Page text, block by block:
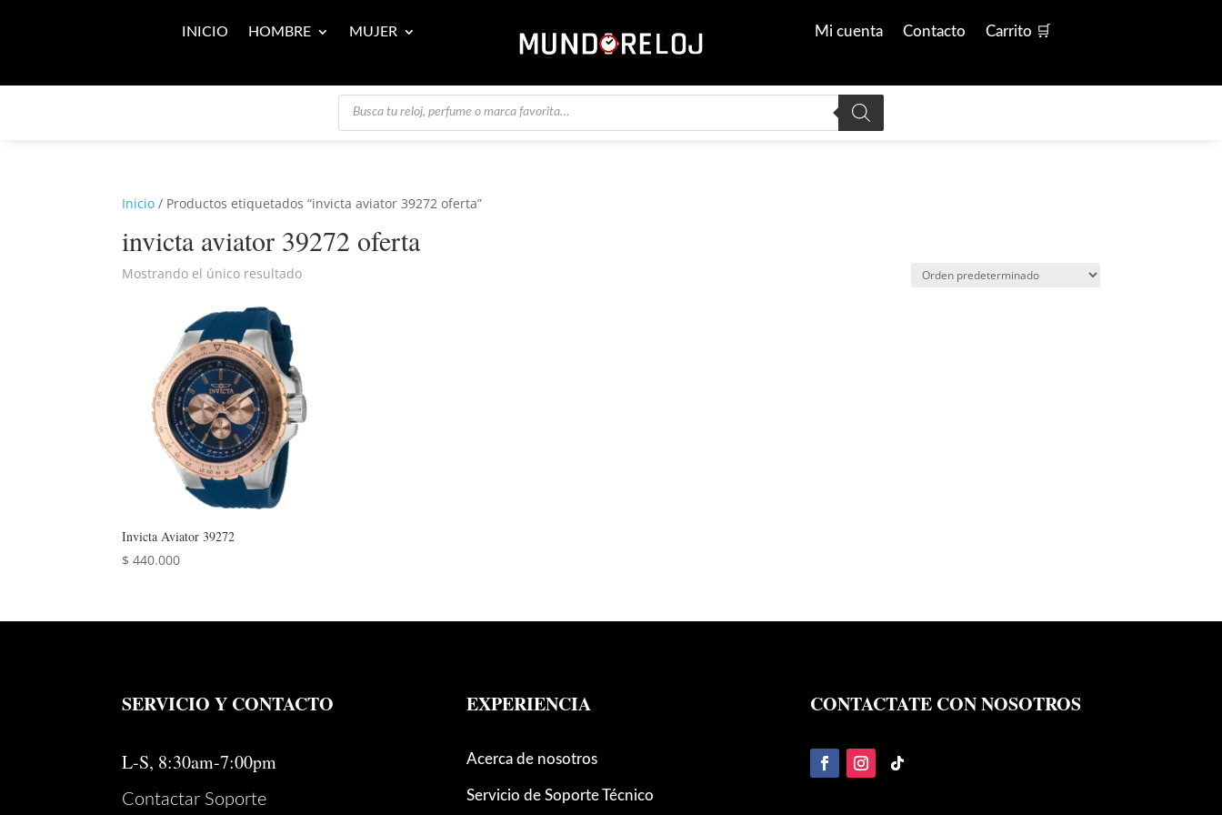
INICIO HOMBRE MUJER Mi cuenta Contacto Carrito 🛒
Búsqueda
productos
Inicio / Productos etiquetados “invicta aviator 39272 oferta”
invicta aviator 39272 oferta
Mostrando el único resultado
Invicta Aviator 39272
$ 440.000
SERVICIO Y CONTACTO
L-S, 8:30am-7:00pm
Contactar Soporte
EXPERIENCIA
Acerca de nosotros
Servicio de Soporte Técnico
CONTACTATE CON NOSOTROS